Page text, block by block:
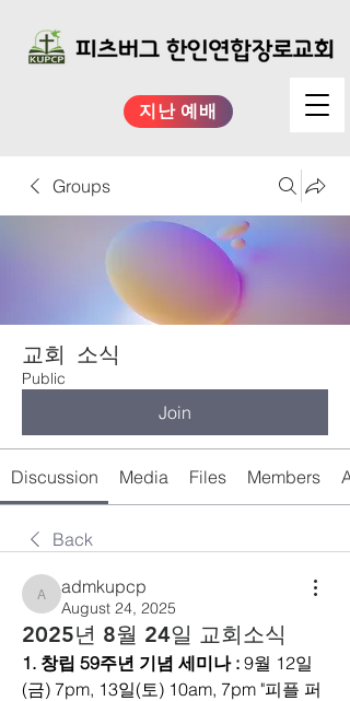
지난 예배
Groups
교회 소식
Public
Join
Discussion Media Files Members
Back
admkupcp
admkupcp
August 24, 2025
2025년 8월 24일 교회소식
1. 창립 59주년 기념 세미나 : 9월 12일
(금) 7pm, 13일(토) 10am, 7pm "피플 퍼